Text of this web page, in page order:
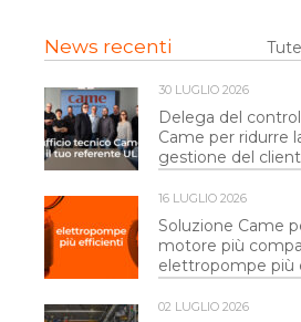
News recenti
30 LUGLIO 2026
Delega del
Came per ridurre
gestione del
16 LUGLIO 2026
Soluzione Came
motore più
elettropompe più
02 LUGLIO 2026